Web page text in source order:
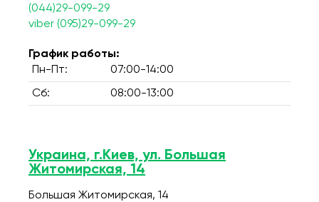
(044)29-099-29
viber (095)29-099-29
График работы:
Пн-Пт:
07:00-14:00
Сб: 08:00-13:00
Украина, г.Киев, ул. Большая
Житомирская, 14
Большая Житомирская, 14